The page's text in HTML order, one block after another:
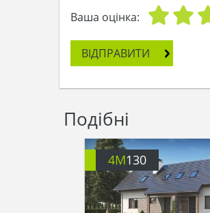
Ваша оцінка:
ВІДПРАВИТИ
Подібні
4M130